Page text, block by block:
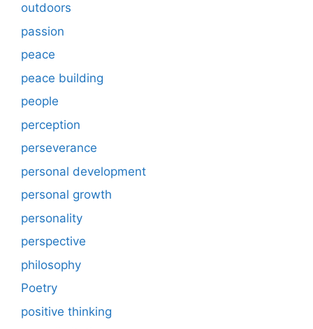
outdoors
passion
peace
peace building
people
perception
perseverance
personal development
personal growth
personality
perspective
philosophy
Poetry
positive thinking